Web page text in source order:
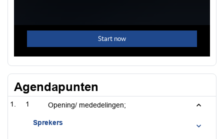
Agendapunten
1 Opening/ mededelingen;
Sprekers